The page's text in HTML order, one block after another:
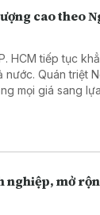
cao theo
HCM tiếp tục
Quán triệt
mọi giá sang
nghiệp, mở